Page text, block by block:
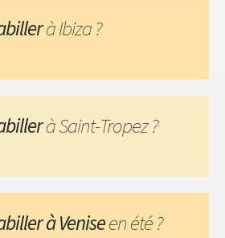
à Ibiza ?
à Saint-Tropez ?
à Veniseen été ?